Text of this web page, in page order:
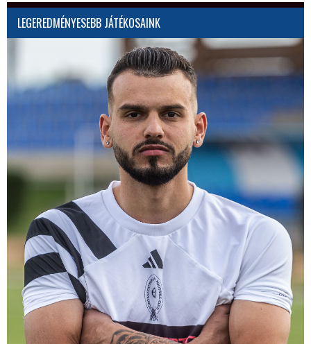
LEGEREDMÉNYESEBB JÁTÉKOSAINK